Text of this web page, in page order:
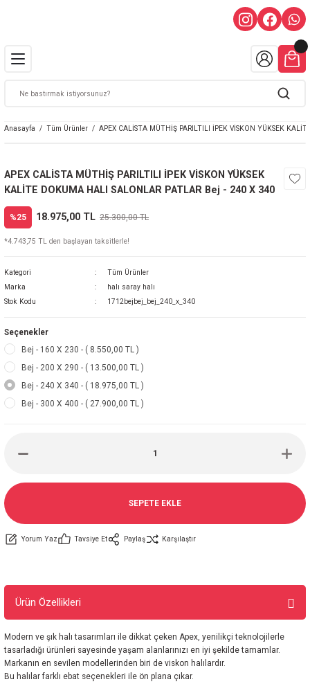
Anasayfa Tüm Ürünler APEX CALİSTA MÜTHİŞ PARILTILI İPEK VİSKON YÜKSEK
APEX CALİSTA MÜTHİŞ PARILTILI İPEK VİSKON YÜKSEK
KALİTE DOKUMA HALI SALONLAR PATLAR Bej - 240 X 340
%25 18.975,00 TL 25.300,00 TL
*4.743,75 TL den başlayan taksitlerle!
Kategori
Tüm Ürünler
Marka
halı saray halı
Stok Kodu
1712bejbej_bej_240_x_340
Seçenekler
Bej - 160 X 230 - ( 8.550,00 TL )
Bej - 200 X 290 - ( 13.500,00 TL )
Bej - 240 X 340 - ( 18.975,00 TL )
Bej - 300 X 400 - ( 27.900,00 TL )
SEPETE EKLE
Yorum Yaz Tavsiye Et Paylaş Karşılaştır
Ürün Özellikleri
Modern ve şık halı tasarımları ile dikkat çeken Apex, yenilikçi teknolojilerle
tasarladığı ürünleri sayesinde yaşam alanlarınızı en iyi şekilde tamamlar.
Markanın en sevilen modellerinden biri de viskon halılardır.
Bu halılar farklı ebat seçenekleri ile ön plana çıkar.